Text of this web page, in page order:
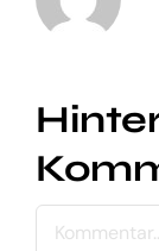
Kommentar